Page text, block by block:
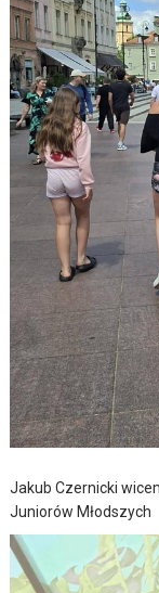
Jakub Czernicki
Juniorów Młodszych